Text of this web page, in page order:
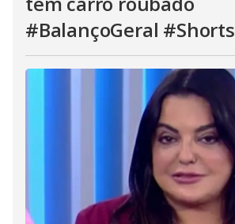
#BalançoGeral #Shorts